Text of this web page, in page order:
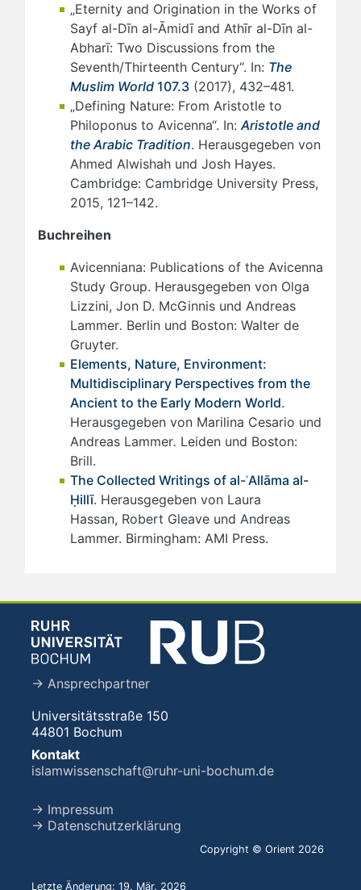
„Eternity and Origination in the Works of
Sayf al-Dīn al-Āmidī and Athīr al-Dīn al-
Abharī: Two Discussions from the
Seventh/Thirteenth Century“. In: The
Muslim World 107.3 (2017), 432–481.
„Defining Nature: From Aristotle to
Philoponus to Avicenna“. In:Aristotle and
the Arabic Tradition. Herausgegeben von
Ahmed Alwishah und Josh Hayes.
Cambridge: Cambridge University Press,
2015, 121–142.
Buchreihen
Avicenniana: Publications of the Avicenna
Study Group. Herausgegeben von Olga
Lizzini, Jon D. McGinnis und Andreas
Lammer. Berlin und Boston: Walter de
Gruyter.
Elements, Nature, Environment:
Multidisciplinary Perspectives from the
Ancient to the Early Modern World.
Herausgegeben von Marilina Cesario und
Andreas Lammer. Leiden und Boston:
Brill.
The Collected Writings of al-ʿAllāma al-
Ḥillī. Herausgegeben von Laura
Hassan, Robert Gleave und Andreas
Lammer. Birmingham: AMI Press.
→ Ansprechpartner
Universitätsstraße 150
44801 Bochum
Kontakt
islamwissenschaft@ruhr-uni-bochum.de
→ Impressum
→ Datenschutzerklärung
Copyright © Orient 2026
Letzte Änderung: 19. Mär. 2026